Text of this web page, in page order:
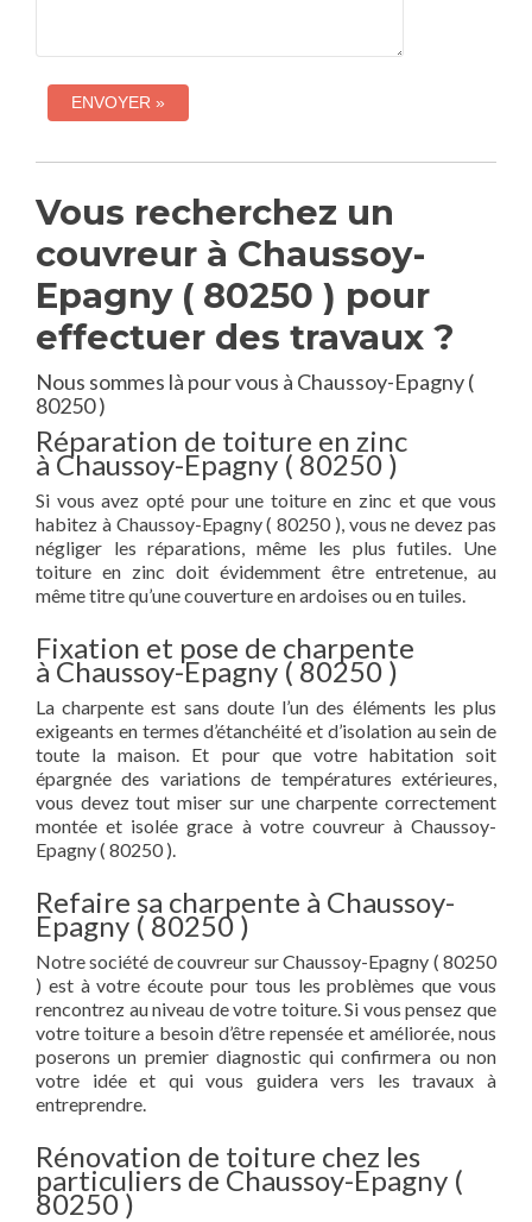
Vous recherchez un
couvreur à Chaussoy-
Epagny ( 80250 ) pour
effectuer des travaux ?
Nous sommes là pour vous à Chaussoy-Epagny (
80250 )
Réparation de toiture en zinc
à Chaussoy-Epagny ( 80250 )
Si vous avez opté pour une toiture en zinc et que vous
habitez à Chaussoy-Epagny ( 80250 ), vous ne devez pas
négliger les réparations, même les plus futiles. Une
toiture en zinc doit évidemment être entretenue, au
même titre qu’une couverture en ardoises ou en tuiles.
Fixation et pose de charpente
à Chaussoy-Epagny ( 80250 )
La charpente est sans doute l’un des éléments les plus
exigeants en termes d’étanchéité et d’isolation au sein de
toute la maison. Et pour que votre habitation soit
épargnée des variations de températures extérieures,
vous devez tout miser sur une charpente correctement
montée et isolée grace à votre couvreur à Chaussoy-
Epagny ( 80250 ).
Refaire sa charpente à Chaussoy-
Epagny ( 80250 )
Notre société de couvreur sur Chaussoy-Epagny ( 80250
) est à votre écoute pour tous les problèmes que vous
rencontrez au niveau de votre toiture. Si vous pensez que
votre toiture a besoin d’être repensée et améliorée, nous
poserons un premier diagnostic qui confirmera ou non
votre idée et qui vous guidera vers les travaux à
entreprendre.
Rénovation de toiture chez les
particuliers de Chaussoy-Epagny (
80250 )